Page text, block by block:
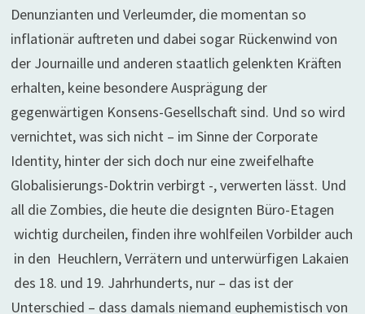
Denunzianten und Verleumder, die momentan so
inflationär auftreten und dabei sogar Rückenwind von
der Journaille und anderen staatlich gelenkten Kräften
erhalten, keine besondere Ausprägung der
gegenwärtigen Konsens-Gesellschaft sind. Und so wird
vernichtet, was sich nicht – im Sinne der Corporate
Identity, hinter der sich doch nur eine zweifelhafte
Globalisierungs-Doktrin verbirgt -, verwerten lässt. Und
all die Zombies, die heute die designten Büro-Etagen
wichtig durcheilen, finden ihre wohlfeilen Vorbilder auch
in den Heuchlern, Verrätern und unterwürfigen Lakaien
des 18. und 19. Jahrhunderts, nur – das ist der
Unterschied – dass damals niemand euphemistisch von